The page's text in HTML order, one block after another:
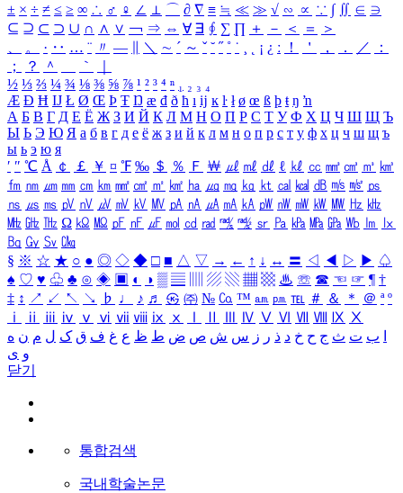
± × ÷ ≠ ≤ ≥ ∞ ∴ ♂ ♀ ∠ ⊥ ⌒ ∂ ∇ ≡ ≒ ≪ ≫ √ ∽ ∝ ∵ ∫ ∬ ∈ ∋
⊆ ⊇ ⊂ ⊃ ∪ ∩ ∧ ∨ ￢ ⇒ ⇔ ∀ ∃ ∮ ∑ ∏ ＋ － ＜ ＝
＞
、
。 · ‥ … ¨ 〃 ― ＼ ∼ ´ ～ ˇ ˘ ˝ ˚ ˙ ¸ ¡ ¿ ː ！ ＇ ， ． ／
：
；
？ ＾ ｀
½ ⅓ ⅔ ¼ ¾ ⅛ ⅜ ⅝ ⅞ ¹ ² ³ ⁴ ⁿ ₁ ₂ ₃ ₄
Æ Ð Ħ Ĳ Ł Ø Œ Þ Ŧ Ŋ æ đ ð ħ ı ĳ ĸ ŀ ł ø œ ß þ ŧ ŋ ŉ
А Б В Г Д Е Ё Ж З И Й К Л М Н О П Р С Т У Ф Х Ц Ч Ш Щ Ъ
Ы Ь Э Ю Я а б в г д е ё ж з и й к л м н о п р с т у ф х ц ч ш щ ъ
ы ь э ю я
′ ″ ℃ Å ￠ ￡ ￥ ¤ ℉ ‰ ＄ ％ Ｆ ￦ ㎕ ㎖ ㎗ ℓ ㎘ ㏄ ㎣ ㎤ ㎥ ㎦
㎙ ㎚ ㎛ ㎜ ㎝ ㎞ ㎟ ㎠ ㎡ ㎢ ㏊ ㎍ ㎎ ㎏ ㏏ ㎈ ㎉ ㏈ ㎧ ㎨ ㎰
㎱ ㎲ ㎳ ㎴ ㎵ ㎶ ㎷ ㎸ ㎹ ㎀ ㎁ ㎂ ㎃ ㎄ ㎺ ㎻ ㎽ ㎾ ㎿ ㎐ ㎑
㎒ ㎓ ㎔ Ω ㏀ ㏁ ㎊ ㎋ ㎌ ㏖ ㏅ ㎭ ㎮ ㎯ ㏛ ㎩ ㎪ ㎫ ㎬ ㏝ ㏐
㏓
㏃ ㏉ ㏜ ㏆
§ ※ ☆ ★ ○ ● ◎ ◇ ◆ □ ■ △ ▽ → ← ↑ ↓ ↔ 〓 ◁ ◀ ▷ ▶ ♤
♠ ♡ ♥ ♧ ♣ ⊙ ◈ ▣ ◐ ◑ ▒ ▤ ▨ ▧ ▦ ▩ ♨ ☏ ☎ ☜ ☞ ¶ †
‡ ↕ ↗ ↙ ↖ ↘ ♭ ♩ ♪ ♬ ㉿ ㈜ № ㏇ ™ ㏂ ㏘ ℡ ＃ ＆ ＊ ＠ ª º
ⅰ
ⅱ ⅲ ⅳ ⅴ ⅵ ⅶ ⅷ ⅸ ⅹ Ⅳ Ⅴ Ⅵ Ⅶ Ⅷ Ⅸ Ⅹ
ب ت ث ج ح خ د ذ ر ز س ش ص ض ط ظ ع غ ف ق ک ل م ن ه
و ی
닫기
통합검색
국내학술논문